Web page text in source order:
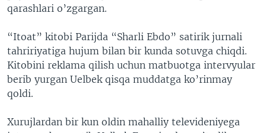
qarashlari o’zgargan.​
“Itoat” kitobi Parijda “Sharli Ebdo” satirik jurnali
tahririyatiga hujum bilan bir kunda sotuvga chiqdi.
Kitobini reklama qilish uchun matbuotga intervyular
berib yurgan Uelbek qisqa muddatga ko’rinmay
qoldi.​
Xurujlardan bir kun oldin mahalliy televideniyega